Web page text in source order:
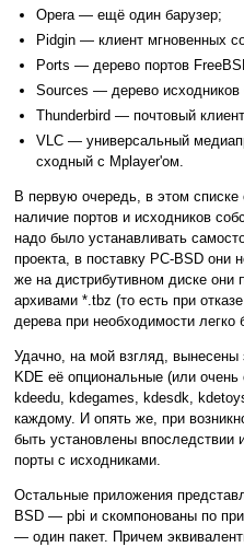
Opera — ещё один барузер;
Pidgin — клиент мгновенных
Ports — дерево портов
Sources — дерево исходников
Thunderbird — почтовый
VLC — универсальный
сходный с Mplayer'ом.
В первую очередь, в этом
наличие портов и исходников
надо было устанавливать
проекта, в поставку PC-BSD
же на дистрибутивном диске они
архивами *.tbz (то есть при
дерева при необходимости легко
Удачно, на мой взгляд,
KDE её опциональные (или
kdeedu, kdegames, kdesdk,
каждому. И опять же, при
быть установлены впоследствии
порты с исходниками.
Остальные приложения
BSD — pbi и скомпонованы по
— один пакет. Причем